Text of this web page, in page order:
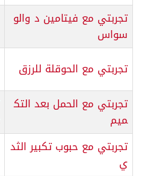
تجربتي مع فيتامين د والو
سواس
تجربتي مع الحوقلة للرزق
تجربتي مع الحمل بعد التك
ميم
تجربتي مع حبوب تكبير الثد
ي